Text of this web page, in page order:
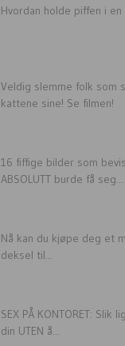
Hvordan holde piffen i
Veldig slemme folk som
kattene sine! Se filmen!
16 fiffige bilder som
ABSOLUTT burde få seg...
Nå kan du kjøpe deg et
deksel til...
SEX PÅ KONTORET:
din UTEN å...